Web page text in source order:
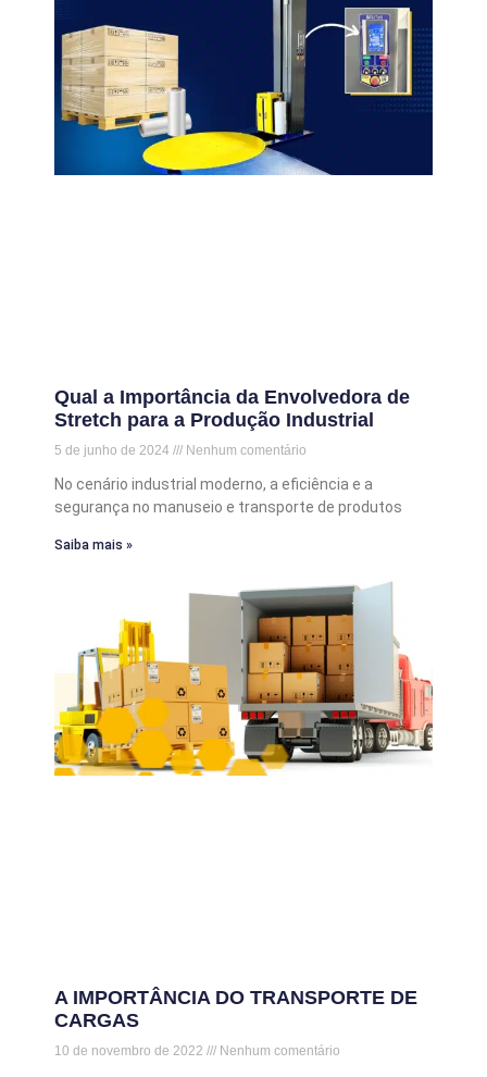
Qual a Importância da Envolvedora de
Stretch para a Produção Industrial
5 de junho de 2024 Nenhum comentário
No cenário industrial moderno, a eficiência e a
segurança no manuseio e transporte de produtos
Saiba mais »
A IMPORTÂNCIA DO TRANSPORTE DE
CARGAS
10 de novembro de 2022 Nenhum comentário